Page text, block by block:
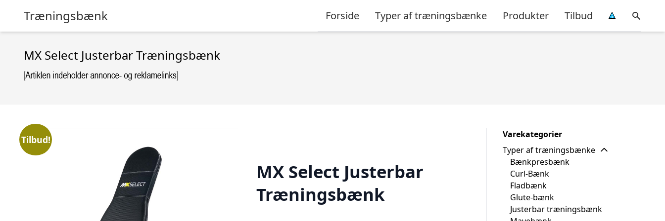
Træningsbænk Forside Typer af træningsbænke Produkter Tilbud
MX Select Justerbar Træningsbænk
Tilbud!
MX Select Justerbar
Træningsbænk
Varekategorier
Typer af træningsbænke
Bænkpresbænk
Curl-Bænk
Fladbænk
Glute-bænk
Justerbar træningsbænk